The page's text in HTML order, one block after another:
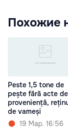
Похожие
Peste 1,5 tone de
pește fără acte de
proveniență,
de vameși
19 Мар. 16:56